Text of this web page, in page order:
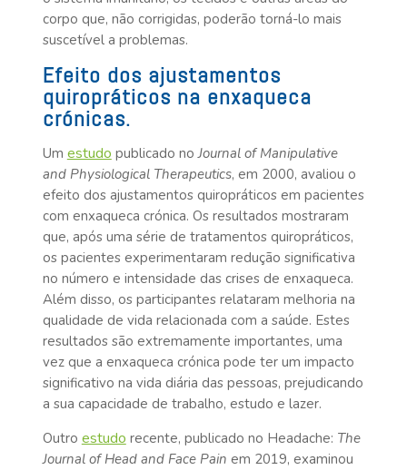
corpo que, não corrigidas, poderão torná-lo mais
suscetível a problemas.
Efeito dos ajustamentos
quiropráticos na enxaqueca
crónicas.
Um estudo publicado noJournal of Manipulative
and Physiological Therapeutics, em 2000, avaliou o
efeito dos ajustamentos quiropráticos em pacientes
com enxaqueca crónica. Os resultados mostraram
que, após uma série de tratamentos quiropráticos,
os pacientes experimentaram redução significativa
no número e intensidade das crises de enxaqueca.
Além disso, os participantes relataram melhoria na
qualidade de vida relacionada com a saúde. Estes
resultados são extremamente importantes, uma
vez que a enxaqueca crónica pode ter um impacto
significativo na vida diária das pessoas, prejudicando
a sua capacidade de trabalho, estudo e lazer.
Outro estudo recente, publicado no Headache: The
Journal of Head and Face Pain em 2019, examinou